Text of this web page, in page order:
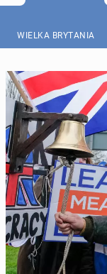
WIELKA BRYTANIA